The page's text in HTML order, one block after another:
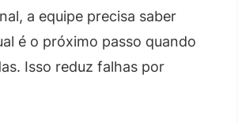
a equipe precisa saber
é o próximo passo quando
Isso reduz falhas por